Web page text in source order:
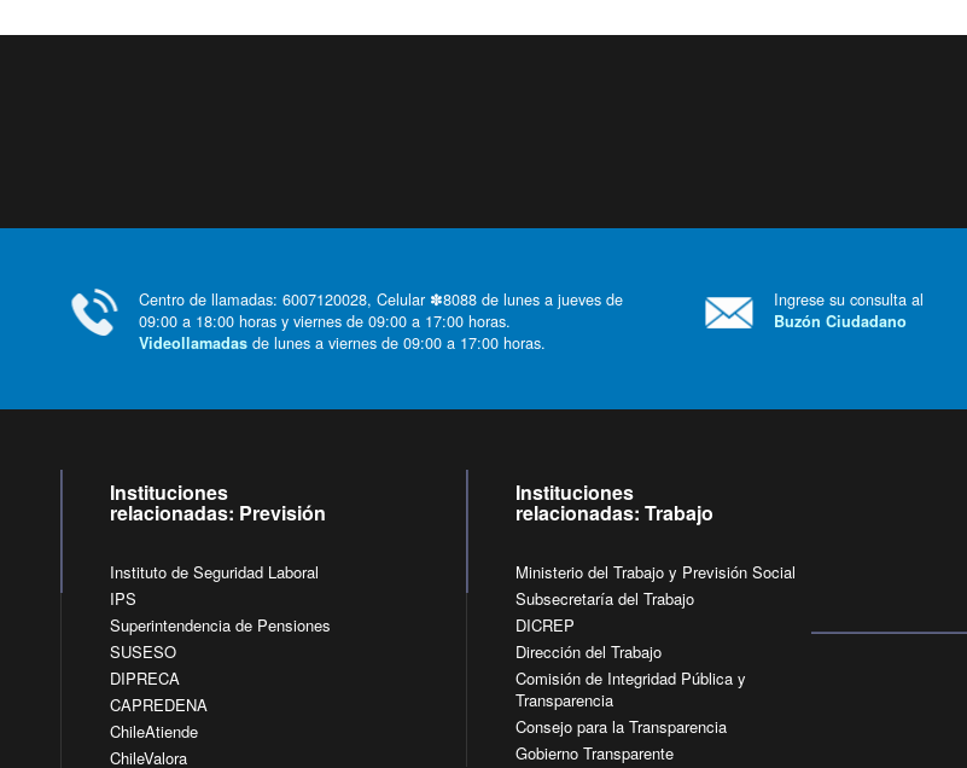
Centro de llamadas: 6007120028, Celular ✽8088 de lunes a jueves de
09:00 a 18:00 horas y viernes de 09:00 a 17:00 horas.
Videollamadas de lunes a viernes de 09:00 a 17:00 horas.
Ingrese su consulta al
Buzón Ciudadano
Instituciones
relacionadas: Previsión
Instituto de Seguridad Laboral
IPS
Superintendencia de Pensiones
SUSESO
DIPRECA
CAPREDENA
ChileAtiende
ChileValora
Instituciones
relacionadas: Trabajo
Ministerio del Trabajo y Previsión Social
Subsecretaría del Trabajo
DICREP
Dirección del Trabajo
Comisión de Integridad Pública y
Transparencia
Consejo para la Transparencia
Gobierno Transparente